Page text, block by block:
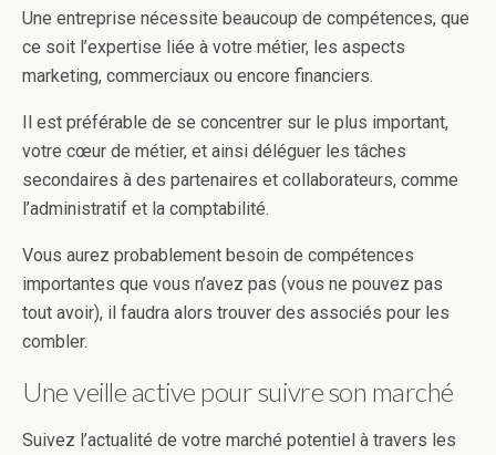
Une entreprise nécessite beaucoup de compétences, que
ce soit l’expertise liée à votre métier, les aspects
marketing, commerciaux ou encore financiers.
Il est préférable de se concentrer sur le plus important,
votre cœur de métier, et ainsi déléguer les tâches
secondaires à des partenaires et collaborateurs, comme
l’administratif et la comptabilité.
Vous aurez probablement besoin de compétences
importantes que vous n’avez pas (vous ne pouvez pas
tout avoir), il faudra alors trouver des associés pour les
combler.
Une veille active pour suivre son marché
Suivez l’actualité de votre marché potentiel à travers les